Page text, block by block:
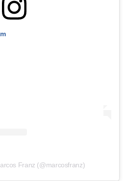
Franz (@marcosfranz)